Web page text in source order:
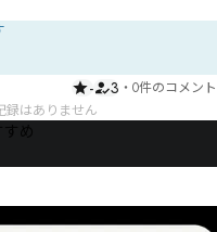
- 3 ・ 0件のコメント
録はありません
め